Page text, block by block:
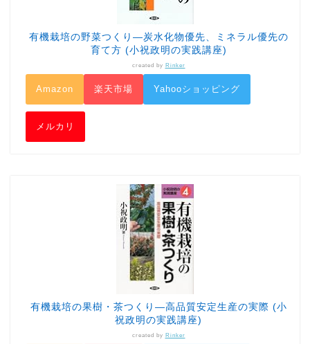
有機栽培の野菜つくり―炭水化物優先、ミネラル優先の
育て方 (小祝政明の実践講座)
created by Rinker
Amazon 楽天市場 Yahooショッピング
メルカリ
有機栽培の果樹・茶つくり―高品質安定生産の実際 (小
祝政明の実践講座)
created by Rinker